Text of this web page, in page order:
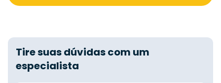
Tire suas dúvidas com um
especialista